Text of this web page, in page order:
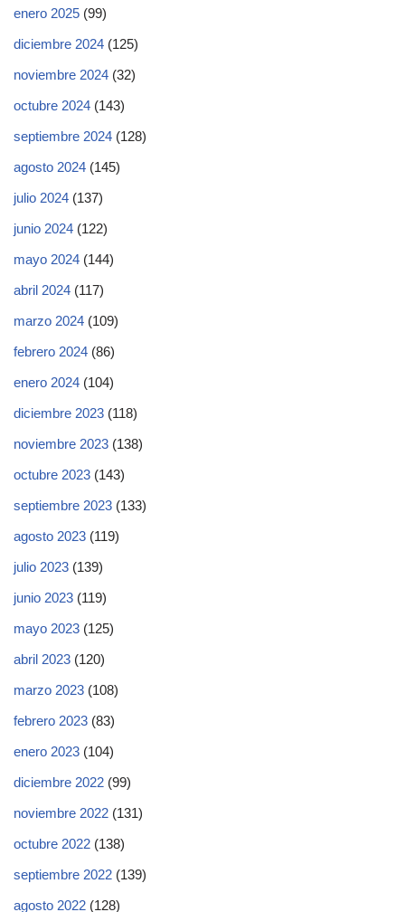
enero 2025 (99)
diciembre 2024 (125)
noviembre 2024 (32)
octubre 2024 (143)
septiembre 2024 (128)
agosto 2024 (145)
julio 2024 (137)
junio 2024 (122)
mayo 2024 (144)
abril 2024 (117)
marzo 2024 (109)
febrero 2024 (86)
enero 2024 (104)
diciembre 2023 (118)
noviembre 2023 (138)
octubre 2023 (143)
septiembre 2023 (133)
agosto 2023 (119)
julio 2023 (139)
junio 2023 (119)
mayo 2023 (125)
abril 2023 (120)
marzo 2023 (108)
febrero 2023 (83)
enero 2023 (104)
diciembre 2022 (99)
noviembre 2022 (131)
octubre 2022 (138)
septiembre 2022 (139)
agosto 2022 (128)